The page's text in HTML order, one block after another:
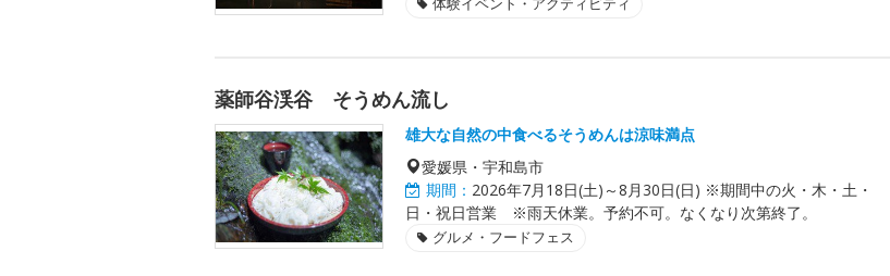
薬師谷渓谷 そうめん流し
雄大な自然の中食べるそうめんは涼味満点
愛媛県・宇和島市
期間： 2026年7月18日(土)～8月30日(日) ※期間中の火・木・土・
日・祝日営業 ※雨天休業。予約不可。なくなり次第終了。
グルメ・フードフェス